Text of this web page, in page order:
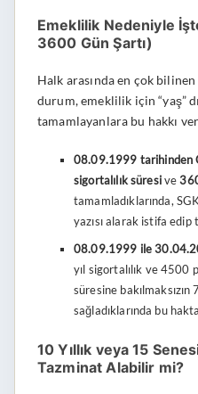
Emeklilik Nedeniyle
3600 Gün Şartı)
Halk arasında en çok
durum, emeklilik için “yaş”
tamamlayanlara bu hakkı
08.09.1999 tarihinden
sigortalılık süresive
tamamladıklarında,
yazısı alarak istifa edip
08.09.1999 ile
yıl sigortalılık ve 4500
süresine
sağladıklarında bu
10 Yıllık veya 15
Tazminat Alabilir mi?